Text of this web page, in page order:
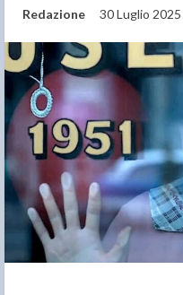
Redazione 30 Luglio 2025